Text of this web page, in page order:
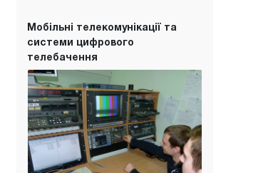
Мобільні телекомунікації та
системи цифрового
телебачення